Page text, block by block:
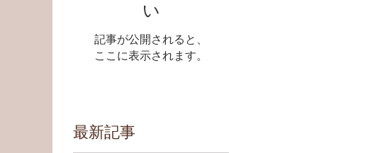
い
記事が公開されると、
ここに表示されます。
最新記事